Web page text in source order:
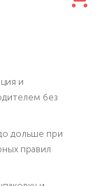
и
без
дольше при
правил